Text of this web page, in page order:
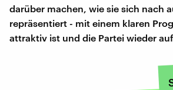
darüber machen, wie sie sich nach
repräsentiert - mit einem klaren
attraktiv ist und die Partei wieder